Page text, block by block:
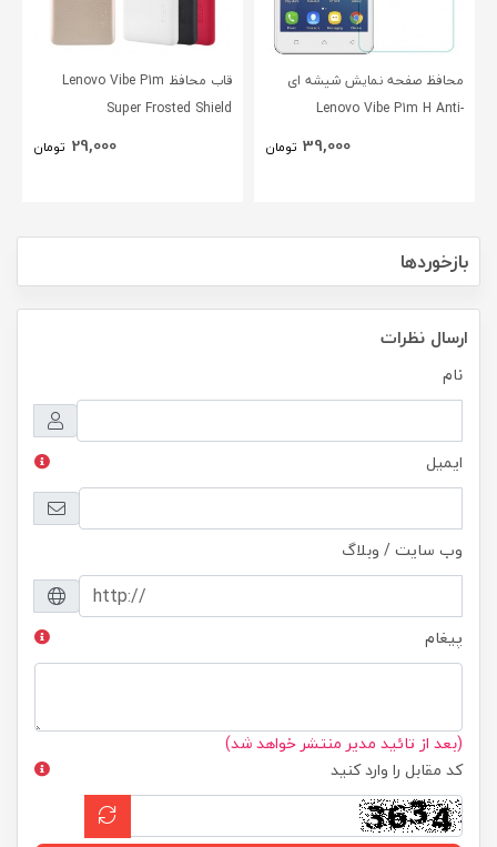
محافظ صفحه نمایش شیشه ای
Lenovo Vibe P1m H Anti-
39,000 تومان
قاب محافظ Lenovo Vibe P1m
Super Frosted Shield
29,000 تومان
بازخوردها
ارسال نظرات
نام
ایمیل
وب سایت / وبلاگ
پیغام
(بعد از تائید مدیر منتشر خواهد شد)
کد مقابل را وارد کنید